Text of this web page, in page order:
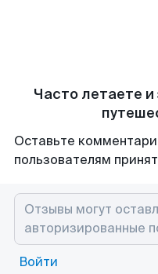
Часто летаете
Оставьте
пользователям
Войти